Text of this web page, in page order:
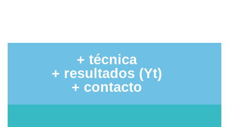
+ técnica
+ resultados (Yt)
+ contacto